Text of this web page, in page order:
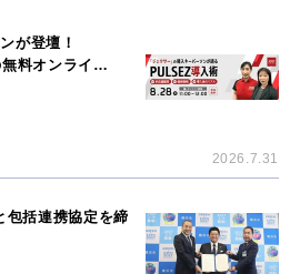
が登壇！
料オンライ…
2026.7.31
包括連携協定を締